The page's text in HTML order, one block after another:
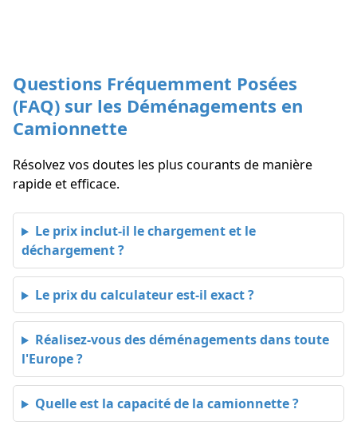
Questions Fréquemment Posées
(FAQ) sur les Déménagements en
Camionnette
Résolvez vos doutes les plus courants de manière
rapide et efficace.
Le prix inclut-il le chargement et le
déchargement ?
Le prix du calculateur est-il exact ?
Réalisez-vous des déménagements dans toute
l'Europe ?
Quelle est la capacité de la camionnette ?